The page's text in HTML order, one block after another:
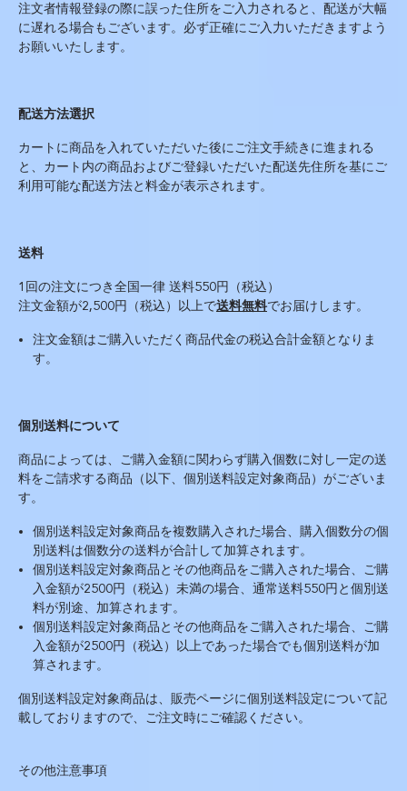
注文者情報登録の際に誤った住所をご入力されると、配送が大幅
に遅れる場合もございます。必ず正確にご入力いただきますよう
お願いいたします。
配送方法選択
カートに商品を入れていただいた後にご注文手続きに進まれる
と、カート内の商品およびご登録いただいた配送先住所を基にご
利用可能な配送方法と料金が表示されます。
送料
1回の注文につき全国一律 送料550円（税込）
注文金額が2,500円（税込）以上で送料無料でお届けします。
注文金額はご購入いただく商品代金の税込合計金額となりま
す。
個別送料について
商品によっては、ご購入金額に関わらず購入個数に対し一定の送
料をご請求する商品（以下、個別送料設定対象商品）がございま
す。
個別送料設定対象商品を複数購入された場合、購入個数分の個
別送料は個数分の送料が合計して加算されます。
個別送料設定対象商品とその他商品をご購入された場合、ご購
入金額が2500円（税込）未満の場合、通常送料550円と個別送
料が別途、加算されます。
個別送料設定対象商品とその他商品をご購入された場合、ご購
入金額が2500円（税込）以上であった場合でも個別送料が加
算されます。
個別送料設定対象商品は、販売ページに個別送料設定について記
載しておりますので、ご注文時にご確認ください。
その他注意事項